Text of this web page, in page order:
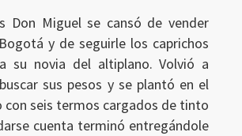
Don Miguel se cansó de vender
y de seguirle los caprichos
su novia del altiplano. Volvió a
sus pesos y se plantó en el
con seis termos cargados de tinto
cuenta terminó entregándole